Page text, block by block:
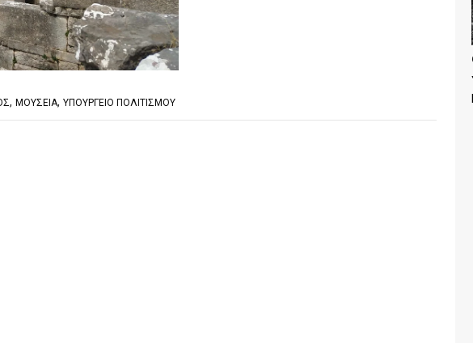
, ΜΟΥΣΕΙΑ, ΥΠΟΥΡΓΕΙΟ ΠΟΛΙΤΙΣΜΟΥ